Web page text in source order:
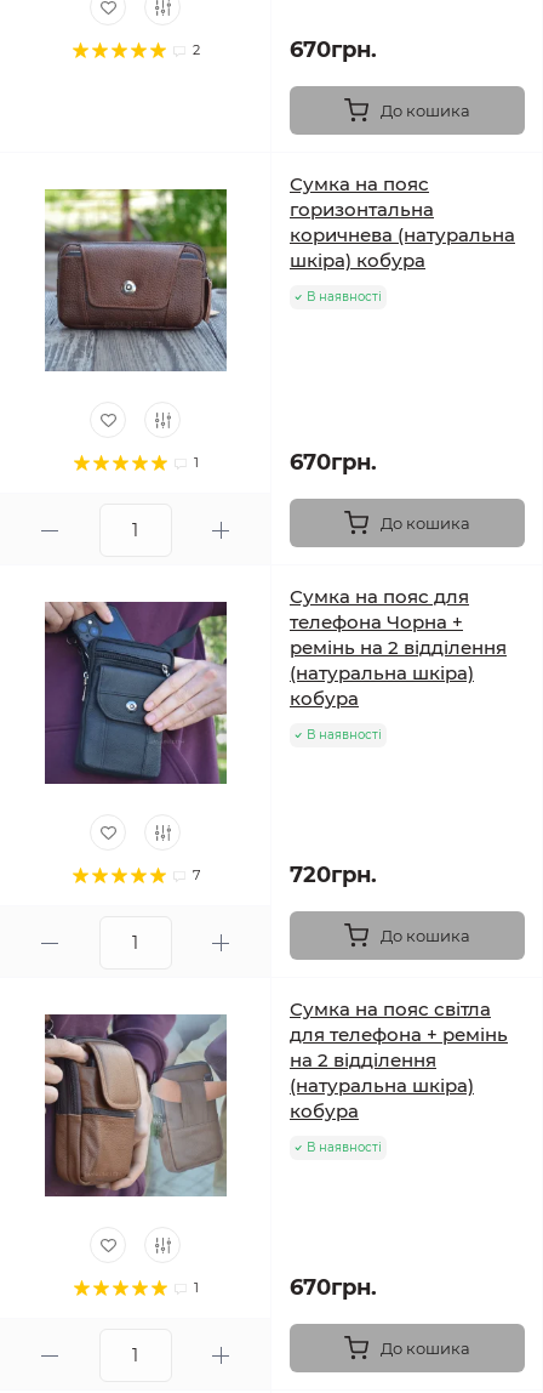
2 670грн.
До кошика
1
Сумка на пояс
горизонтальна
коричнева (натуральна
шкіра) кобура
В наявності
670грн.
До кошика
7
Сумка на пояс для
телефона Чорна +
ремінь на 2 відділення
(натуральна шкіра)
кобура
В наявності
720грн.
До кошика
1
Сумка на пояс світла
для телефона + ремінь
на 2 відділення
(натуральна шкіра)
кобура
В наявності
670грн.
До кошика